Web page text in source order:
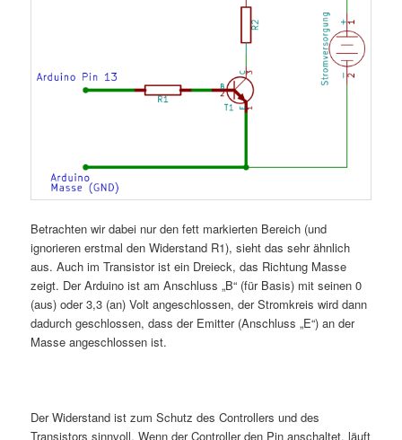
Betrachten wir dabei nur den fett markierten Bereich (und
ignorieren erstmal den Widerstand R1), sieht das sehr ähnlich
aus. Auch im Transistor ist ein Dreieck, das Richtung Masse
zeigt. Der Arduino ist am Anschluss „B“ (für Basis) mit seinen 0
(aus) oder 3,3 (an) Volt angeschlossen, der Stromkreis wird dann
dadurch geschlossen, dass der Emitter (Anschluss „E“) an der
Masse angeschlossen ist.
Der Widerstand ist zum Schutz des Controllers und des
Transistors sinnvoll. Wenn der Controller den Pin anschaltet, läuft